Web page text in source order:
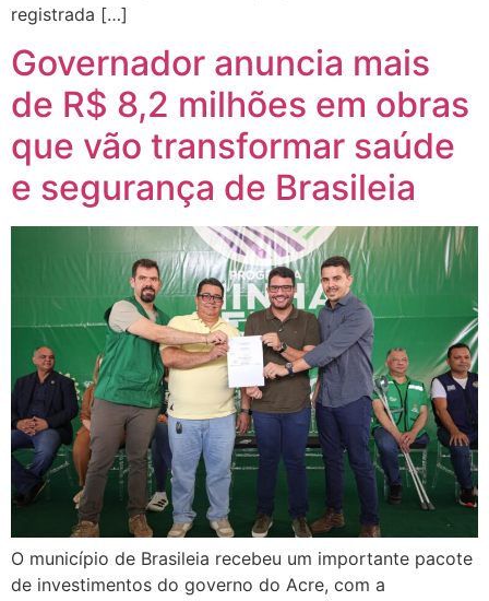
registrada […]
Governador anuncia mais
de R$ 8,2 milhões em obras
que vão transformar saúde
e segurança de Brasileia
O município de Brasileia recebeu um importante pacote
de investimentos do governo do Acre, com a